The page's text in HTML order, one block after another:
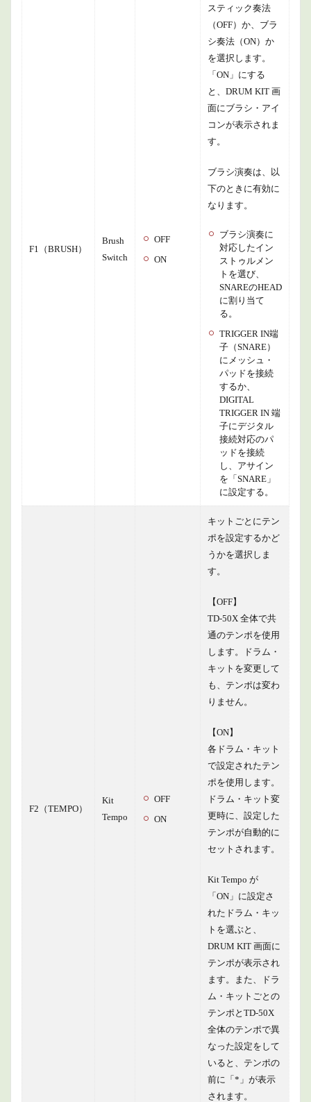
F1（BRUSH）
Brush
Switch
OFF
ON
スティック奏法
（OFF）か、ブラ
シ奏法（ON）か
を選択します。
「ON」にする
と、DRUM KIT 画
面にブラシ・アイ
コンが表示されま
す。
ブラシ演奏は、以
下のときに有効に
なります。
ブラシ演奏に
対応したイン
ストゥルメン
トを選び、
SNAREのHEAD
に割り当て
る。
TRIGGER IN端
子（SNARE）
にメッシュ・
パッドを接続
するか、
DIGITAL
TRIGGER IN 端
子にデジタル
接続対応のパ
ッドを接続
し、アサイン
を「SNARE」
に設定する。
F2（TEMPO）
Kit
Tempo
OFF
ON
キットごとにテン
ポを設定するかど
うかを選択しま
す。
【OFF】
TD-50X 全体で共
通のテンポを使用
します。ドラム・
キットを変更して
も、テンポは変わ
りません。
【ON】
各ドラム・キット
で設定されたテン
ポを使用します。
ドラム・キット変
更時に、設定した
テンポが自動的に
セットされます。
Kit Tempo が
「ON」に設定さ
れたドラム・キッ
トを選ぶと、
DRUM KIT 画面に
テンポが表示され
ます。また、ドラ
ム・キットごとの
テンポとTD-50X
全体のテンポで異
なった設定をして
いると、テンポの
前に「*」が表示
されます。